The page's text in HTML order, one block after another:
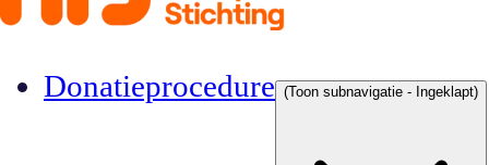
Donatieprocedure (Toon subnavigatie - Ingeklapt)